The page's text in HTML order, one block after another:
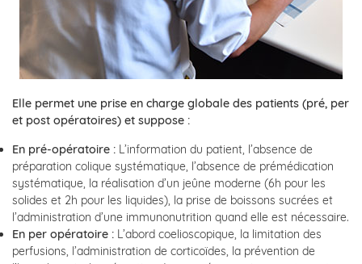
Elle permet une prise en charge globale des patients (pré, per
et post opératoires) et suppose :
En pré-opératoire : L’information du patient, l’absence de
préparation colique systématique, l’absence de prémédication
systématique, la réalisation d’un jeûne moderne (6h pour les
solides et 2h pour les liquides), la prise de boissons sucrées et
l’administration d’une immunonutrition quand elle est nécessaire.
En per opératoire : L’abord coelioscopique, la limitation des
perfusions, l’administration de corticoïdes, la prévention de